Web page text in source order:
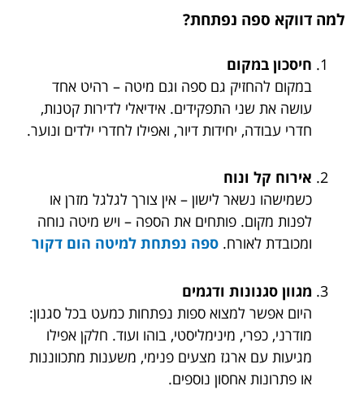
למה דווקא ספה נפתחת?
חיסכון במקום
במקום להחזיק גם ספה וגם מיטה – רהיט אחד
עושה את שני התפקידים. אידיאלי לדירות קטנות,
חדרי עבודה, יחידות דיור, ואפילו לחדרי ילדים ונוער.
אירוח קל ונוח
כשמישהו נשאר לישון – אין צורך לגלגל מזרן או
לפנות מקום. פותחים את הספה – ויש מיטה נוחה
ומכובדת לאורח. ספה נפתחת למיטה הום דקור
מגוון סגנונות ודגמים
היום אפשר למצוא ספות נפתחות כמעט בכל סגנון:
מודרני, כפרי, מינימליסטי, בוהו ועוד. חלקן אפילו
מגיעות עם ארגז מצעים פנימי, משענות מתכווננות
או פתרונות אחסון נוספים.